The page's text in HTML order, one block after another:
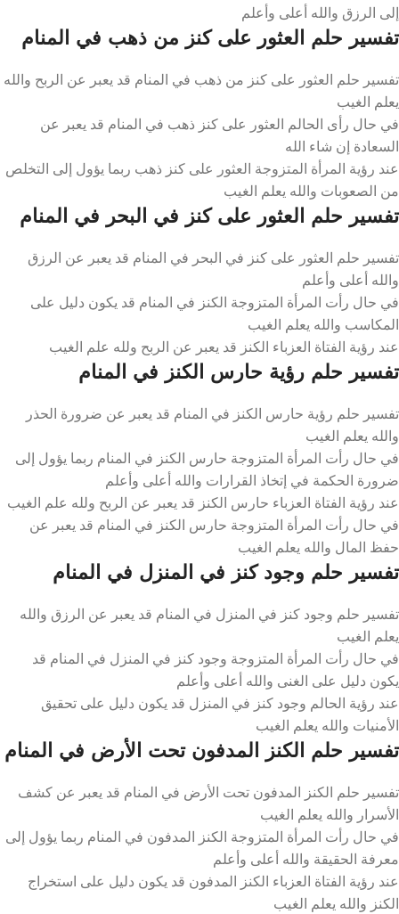
إلى الرزق والله أعلى وأعلم
تفسير حلم العثور على كنز من ذهب في المنام
تفسير حلم العثور على كنز من ذهب في المنام قد يعبر عن الربح والله
يعلم الغيب
في حال رأى الحالم العثور على كنز ذهب في المنام قد يعبر عن
السعادة إن شاء الله
عند رؤية المرأة المتزوجة العثور على كنز ذهب ربما يؤول إلى التخلص
من الصعوبات والله يعلم الغيب
تفسير حلم العثور على كنز في البحر في المنام
تفسير حلم العثور على كنز في البحر في المنام قد يعبر عن الرزق
والله أعلى وأعلم
في حال رأت المرأة المتزوجة الكنز في المنام قد يكون دليل على
المكاسب والله يعلم الغيب
عند رؤية الفتاة العزباء الكنز قد يعبر عن الربح ولله علم الغيب
تفسير حلم رؤية حارس الكنز في المنام
تفسير حلم رؤية حارس الكنز في المنام قد يعبر عن ضرورة الحذر
والله يعلم الغيب
في حال رأت المرأة المتزوجة حارس الكنز في المنام ربما يؤول إلى
ضرورة الحكمة في إتخاذ القرارات والله أعلى وأعلم
عند رؤية الفتاة العزباء حارس الكنز قد يعبر عن الربح ولله علم الغيب
في حال رأت المرأة المتزوجة حارس الكنز في المنام قد يعبر عن
حفظ المال والله يعلم الغيب
تفسير حلم وجود كنز في المنزل في المنام
تفسير حلم وجود كنز في المنزل في المنام قد يعبر عن الرزق والله
يعلم الغيب
في حال رأت المرأة المتزوجة وجود كنز في المنزل في المنام قد
يكون دليل على الغنى والله أعلى وأعلم
عند رؤية الحالم وجود كنز في المنزل قد يكون دليل على تحقيق
الأمنيات والله يعلم الغيب
تفسير حلم الكنز المدفون تحت الأرض في المنام
تفسير حلم الكنز المدفون تحت الأرض في المنام قد يعبر عن كشف
الأسرار والله يعلم الغيب
في حال رأت المرأة المتزوجة الكنز المدفون في المنام ربما يؤول إلى
معرفة الحقيقة والله أعلى وأعلم
عند رؤية الفتاة العزباء الكنز المدفون قد يكون دليل على استخراج
الكنز والله يعلم الغيب